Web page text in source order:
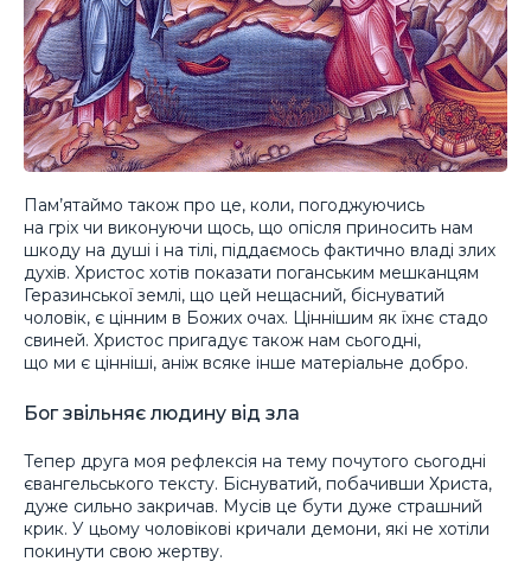
Пам’ятаймо також про це, коли, погоджуючись
на гріх чи виконуючи щось, що опісля приносить нам
шкоду на душі і на тілі, піддаємось фактично владі злих
духів. Христос хотів показати поганським мешканцям
Геразинської землі, що цей нещасний, біснуватий
чоловік, є цінним в Божих очах. Ціннішим як їхнє стадо
свиней. Христос пригадує також нам сьогодні,
що ми є цінніші, аніж всяке інше матеріальне добро.
Бог звільняє людину від зла
Тепер друга моя рефлексія на тему почутого сьогодні
євангельського тексту. Біснуватий, побачивши Христа,
дуже сильно закричав. Мусів це бути дуже страшний
крик. У цьому чоловікові кричали демони, які не хотіли
покинути свою жертву.